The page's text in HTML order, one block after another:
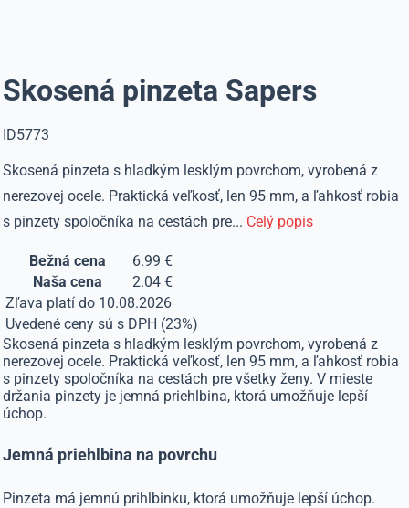
Skosená pinzeta Sapers
ID5773
Skosená pinzeta s hladkým lesklým povrchom, vyrobená z
nerezovej ocele. Praktická veľkosť, len 95 mm, a ľahkosť robia
s pinzety spoločníka na cestách pre... Celý popis
Bežná cena
6.99 €
Naša cena
2.04 €
Zľava platí do 10.08.2026
Uvedené ceny sú s DPH (23%)
Skosená pinzeta s hladkým lesklým povrchom, vyrobená z
nerezovej ocele. Praktická veľkosť, len 95 mm, a ľahkosť robia
s pinzety spoločníka na cestách pre všetky ženy. V mieste
držania pinzety je jemná priehlbina, ktorá umožňuje lepší
úchop.
Jemná priehlbina na povrchu
Pinzeta má jemnú prihlbinku, ktorá umožňuje lepší úchop.